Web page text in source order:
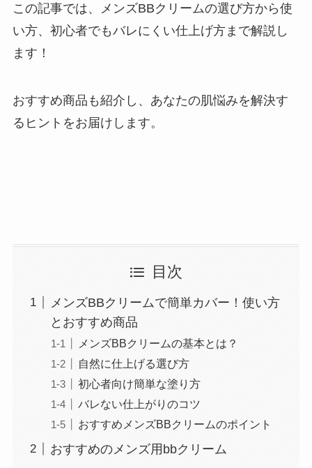
この記事では、メンズBBクリームの選び方から使
い方、初心者でもバレにくい仕上げ方まで解説し
ます！
おすすめ商品も紹介し、あなたの肌悩みを解決す
るヒントをお届けします。
目次
メンズBBクリームで簡単カバー！使い方
とおすすめ商品
メンズBBクリームの基本とは？
自然に仕上げる選び方
初心者向け簡単な塗り方
バレない仕上がりのコツ
おすすめメンズBBクリームのポイント
おすすめのメンズ用bbクリーム